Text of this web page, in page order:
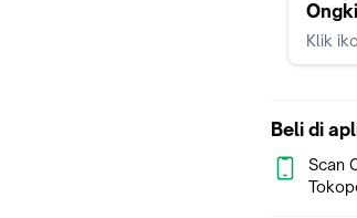
Klik
Beli di
Scan